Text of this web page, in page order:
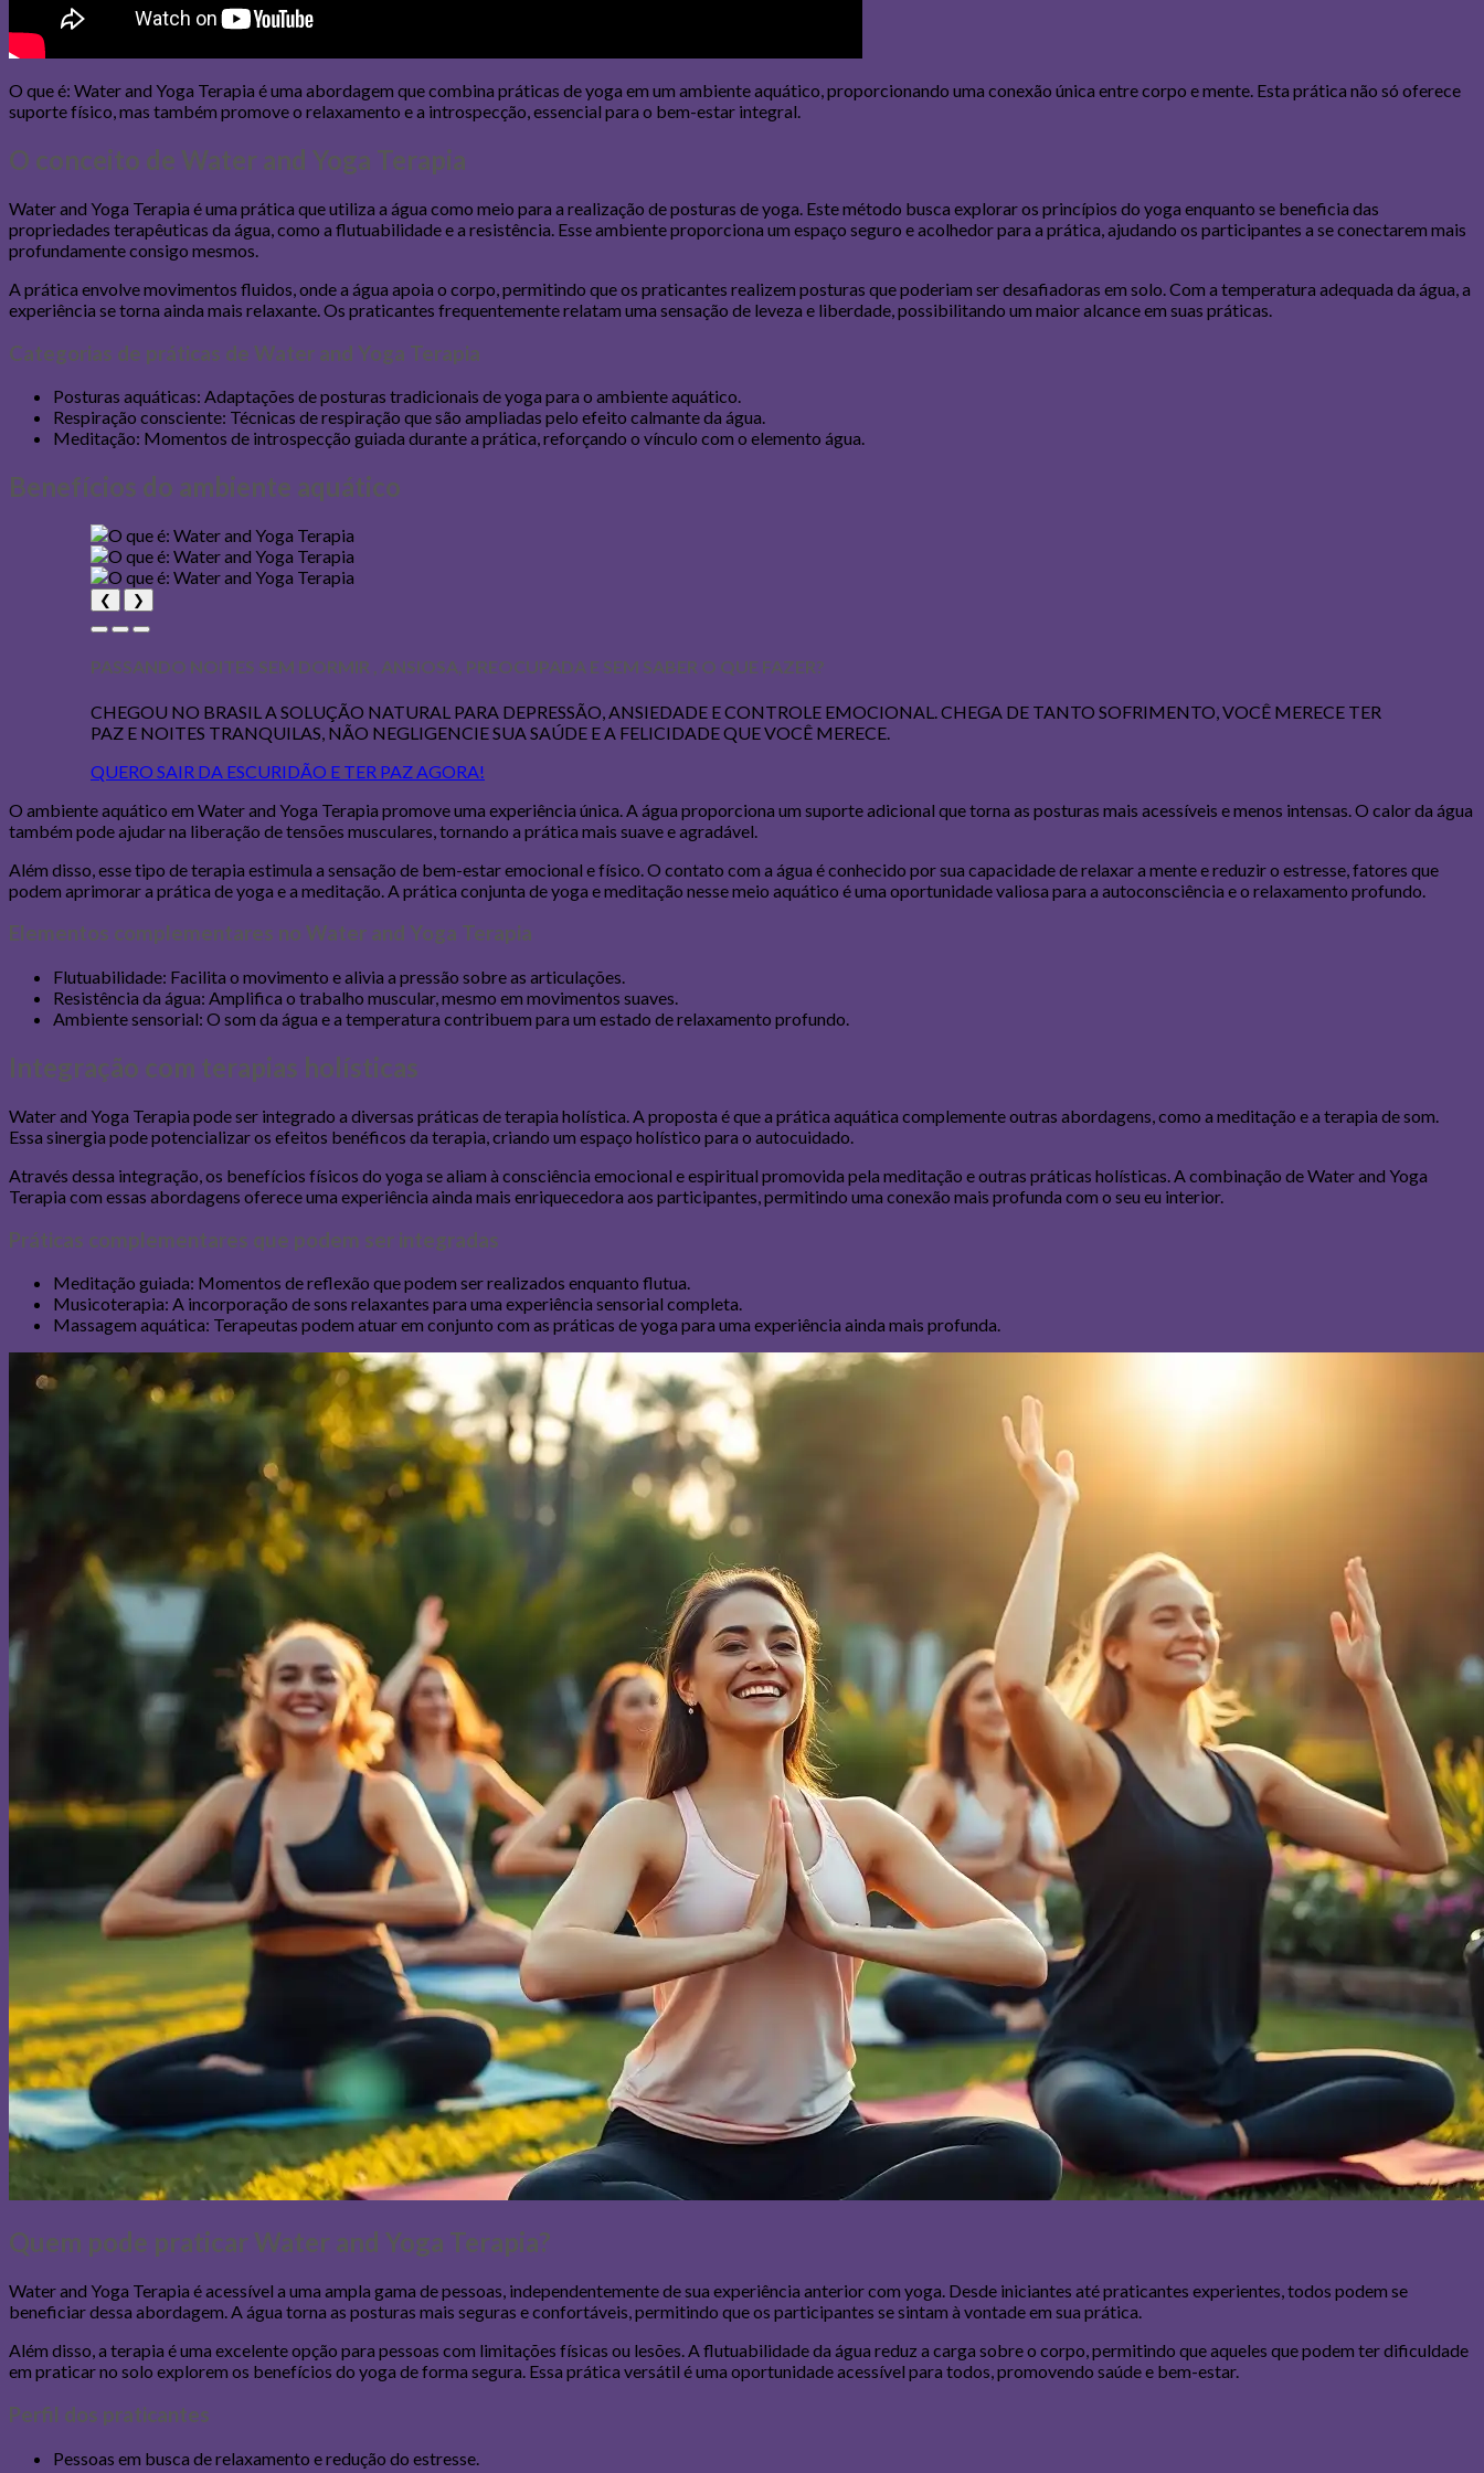
O que é: Water and Yoga Terapia é uma abordagem que combina práticas de yoga em um ambiente aquático, proporcionando uma conexão única entre corpo e mente. Esta prática não só oferece
suporte físico, mas também promove o relaxamento e a introspecção, essencial para o bem-estar integral.
O conceito de Water and Yoga Terapia
Water and Yoga Terapia é uma prática que utiliza a água como meio para a realização de posturas de yoga. Este método busca explorar os princípios do yoga enquanto se beneficia das
propriedades terapêuticas da água, como a flutuabilidade e a resistência. Esse ambiente proporciona um espaço seguro e acolhedor para a prática, ajudando os participantes a se conectarem mais
profundamente consigo mesmos.
A prática envolve movimentos fluidos, onde a água apoia o corpo, permitindo que os praticantes realizem posturas que poderiam ser desafiadoras em solo. Com a temperatura adequada da água, a
experiência se torna ainda mais relaxante. Os praticantes frequentemente relatam uma sensação de leveza e liberdade, possibilitando um maior alcance em suas práticas.
Categorias de práticas de Water and Yoga Terapia
Posturas aquáticas: Adaptações de posturas tradicionais de yoga para o ambiente aquático.
Respiração consciente: Técnicas de respiração que são ampliadas pelo efeito calmante da água.
Meditação: Momentos de introspecção guiada durante a prática, reforçando o vínculo com o elemento água.
Benefícios do ambiente aquático
❮ ❯
PASSANDO NOITES SEM DORMIR , ANSIOSA, PREOCUPADA E SEM SABER O QUE FAZER?
CHEGOU NO BRASIL A SOLUÇÃO NATURAL PARA DEPRESSÃO, ANSIEDADE E CONTROLE EMOCIONAL. CHEGA DE TANTO SOFRIMENTO, VOCÊ MERECE TER
PAZ E NOITES TRANQUILAS, NÃO NEGLIGENCIE SUA SAÚDE E A FELICIDADE QUE VOCÊ MERECE.
QUERO SAIR DA ESCURIDÃO E TER PAZ AGORA!
O ambiente aquático em Water and Yoga Terapia promove uma experiência única. A água proporciona um suporte adicional que torna as posturas mais acessíveis e menos intensas. O calor da água
também pode ajudar na liberação de tensões musculares, tornando a prática mais suave e agradável.
Além disso, esse tipo de terapia estimula a sensação de bem-estar emocional e físico. O contato com a água é conhecido por sua capacidade de relaxar a mente e reduzir o estresse, fatores que
podem aprimorar a prática de yoga e a meditação. A prática conjunta de yoga e meditação nesse meio aquático é uma oportunidade valiosa para a autoconsciência e o relaxamento profundo.
Elementos complementares no Water and Yoga Terapia
Flutuabilidade: Facilita o movimento e alivia a pressão sobre as articulações.
Resistência da água: Amplifica o trabalho muscular, mesmo em movimentos suaves.
Ambiente sensorial: O som da água e a temperatura contribuem para um estado de relaxamento profundo.
Integração com terapias holísticas
Water and Yoga Terapia pode ser integrado a diversas práticas de terapia holística. A proposta é que a prática aquática complemente outras abordagens, como a meditação e a terapia de som.
Essa sinergia pode potencializar os efeitos benéficos da terapia, criando um espaço holístico para o autocuidado.
Através dessa integração, os benefícios físicos do yoga se aliam à consciência emocional e espiritual promovida pela meditação e outras práticas holísticas. A combinação de Water and Yoga
Terapia com essas abordagens oferece uma experiência ainda mais enriquecedora aos participantes, permitindo uma conexão mais profunda com o seu eu interior.
Práticas complementares que podem ser integradas
Meditação guiada: Momentos de reflexão que podem ser realizados enquanto flutua.
Musicoterapia: A incorporação de sons relaxantes para uma experiência sensorial completa.
Massagem aquática: Terapeutas podem atuar em conjunto com as práticas de yoga para uma experiência ainda mais profunda.
Quem pode praticar Water and Yoga Terapia?
Water and Yoga Terapia é acessível a uma ampla gama de pessoas, independentemente de sua experiência anterior com yoga. Desde iniciantes até praticantes experientes, todos podem se
beneficiar dessa abordagem. A água torna as posturas mais seguras e confortáveis, permitindo que os participantes se sintam à vontade em sua prática.
Além disso, a terapia é uma excelente opção para pessoas com limitações físicas ou lesões. A flutuabilidade da água reduz a carga sobre o corpo, permitindo que aqueles que podem ter dificuldade
em praticar no solo explorem os benefícios do yoga de forma segura. Essa prática versátil é uma oportunidade acessível para todos, promovendo saúde e bem-estar.
Perfil dos praticantes
Pessoas em busca de relaxamento e redução do estresse.